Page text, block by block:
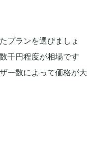
プランを選びましょ
千円程度が相場です
ー数によって価格が大